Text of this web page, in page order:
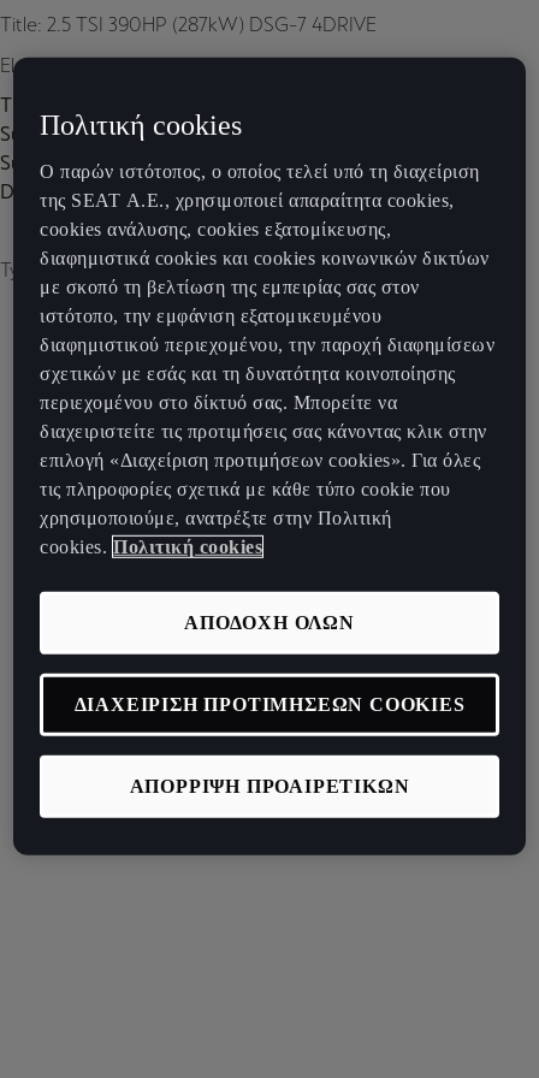
Title: 2.5 TSI 390HP (287kW) DSG-7 4DRIVE
Element 1
Title:
Subtitle:
Subtitle 2:
Description:
Type of image: carousel
Πολιτική cookies
Ο παρών ιστότοπος, ο οποίος τελεί υπό τη διαχείριση
της SEAT Α.Ε., χρησιμοποιεί απαραίτητα cookies,
cookies ανάλυσης, cookies εξατομίκευσης,
διαφημιστικά cookies και cookies κοινωνικών δικτύων
με σκοπό τη βελτίωση της εμπειρίας σας στον
ιστότοπο, την εμφάνιση εξατομικευμένου
διαφημιστικού περιεχομένου, την παροχή διαφημίσεων
σχετικών με εσάς και τη δυνατότητα κοινοποίησης
περιεχομένου στο δίκτυό σας. Μπορείτε να
διαχειριστείτε τις προτιμήσεις σας κάνοντας κλικ στην
επιλογή «Διαχείριση προτιμήσεων cookies». Για όλες
τις πληροφορίες σχετικά με κάθε τύπο cookie που
χρησιμοποιούμε, ανατρέξτε στην Πολιτική
cookies. Πολιτική cookies
ΑΠΟΡΡΙΨΗ ΠΡΟΑΙΡΕΤΙΚΩΝ
ΑΠΟΔΟΧΗ ΟΛΩΝ
ΔΙΑΧΕΙΡΙΣΗ ΠΡΟΤΙΜΗΣΕΩΝ COOKIES